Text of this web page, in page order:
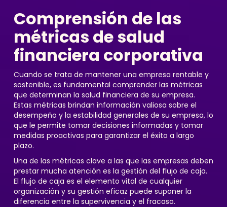
Comprensión de las
métricas de salud
financiera corporativa
Cuando se trata de mantener una empresa rentable y
sostenible, es fundamental comprender las métricas
que determinan la salud financiera de su empresa.
Estas métricas brindan información valiosa sobre el
desempeño y la estabilidad generales de su empresa, lo
que le permite tomar decisiones informadas y tomar
medidas proactivas para garantizar el éxito a largo
plazo.
Una de las métricas clave a las que las empresas deben
prestar mucha atención es la gestión del flujo de caja.
El flujo de caja es el elemento vital de cualquier
organización y su gestión eficaz puede suponer la
diferencia entre la supervivencia y el fracaso.